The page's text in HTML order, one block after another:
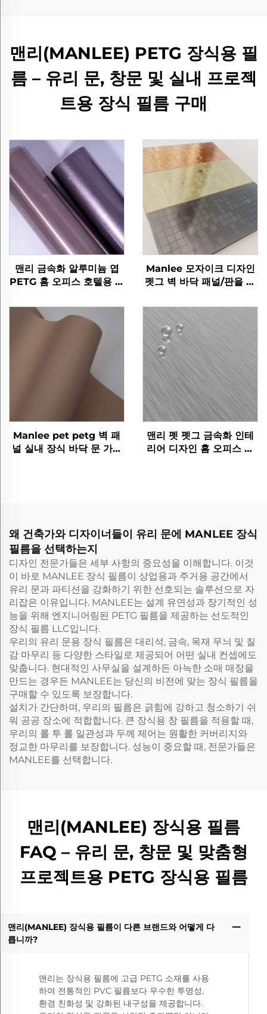
맨리(MANLEE) PETG 장식용 필
름 – 유리 문, 창문 및 실내 프로젝
트용 장식 필름 구매
맨리 금속화 알루미늄 엽
PETG 홈 오피스 호텔용 장
Manlee 모자이크 디자인
펫그 벽 바닥 패널/판을 위
Manlee pet petg 벽 패
널 실내 장식 바닥 문 가구
맨리 펫 펫그 금속화 인테
리어 디자인 홈 오피스 호
왜 건축가와 디자이너들이 유리 문에 MANLEE 장식
필름을 선택하는지
디자인 전문가들은 세부 사항의 중요성을 이해합니다. 이것
이 바로 MANLEE 장식 필름이 상업용과 주거용 공간에서
유리 문과 파티션을 강화하기 위한 선호되는 솔루션으로 자
리잡은 이유입니다. MANLEE는 설계 유연성과 장기적인 성
능을 위해 엔지니어링된 PETG 필름을 제공하는 선도적인
장식 필름 LLC입니다.
우리의 유리 문용 장식 필름은 대리석, 금속, 목재 무늬 및 질
감 마무리 등 다양한 스타일로 제공되어 어떤 실내 컨셉에도
맞춥니다. 현대적인 사무실을 설계하든 아늑한 소매 매장을
만드는 경우든 MANLEE는 당신의 비전에 맞는 장식 필름을
구매할 수 있도록 보장합니다.
설치가 간단하며, 우리의 필름은 긁힘에 강하고 청소하기 쉬
워 공공 장소에 적합합니다. 큰 장식용 창 필름을 적용할 때,
우리의 롤 투 롤 일관성과 두께 제어는 원활한 커버리지와
정교한 마무리를 보장합니다. 성능이 중요할 때, 전문가들은
MANLEE를 선택합니다.
맨리(MANLEE) 장식용 필름
FAQ – 유리 문, 창문 및 맞춤형
프로젝트용 PETG 장식용 필름
맨리(MANLEE) 장식용 필름이 다른 브랜드와 어떻게 다
릅니까?
맨리는 장식용 필름에 고급 PETG 소재를 사용
하여 전통적인 PVC 필름보다 우수한 투명성,
환경 친화성 및 강화된 내구성을 제공합니다.